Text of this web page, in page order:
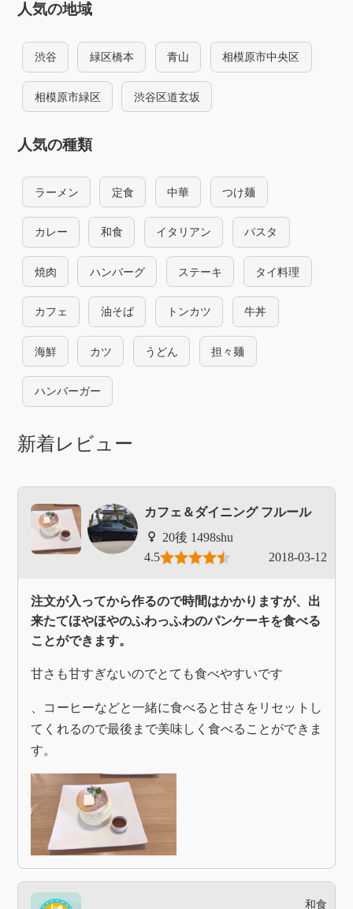
人気の地域
渋谷 緑区橋本 青山 相模原市中央区
相模原市緑区 渋谷区道玄坂
人気の種類
ラーメン 定食 中華 つけ麺
カレー 和食 イタリアン パスタ
焼肉 ハンバーグ ステーキ タイ料理
カフェ 油そば トンカツ 牛丼
海鮮 カツ うどん 担々麺
ハンバーガー
新着レビュー
カフェ＆ダイニング フルール
1498shu
4.5
2018-03-12
注文が入ってから作るので時間はかかりますが、出
来たてほやほやのふわっふわのパンケーキを食べる
ことができます。
甘さも甘すぎないのでとても食べやすいです
、コーヒーなどと一緒に食べると甘さをリセットし
てくれるので最後まで美味しく食べることができま
す。
和食